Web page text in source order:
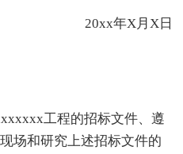
20xx年X月X日
工程的招标文件、遵
场和研究上述招标文件的